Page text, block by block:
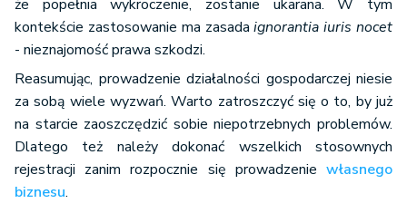
ewidencji,
4)świadczy usługi hotelarskie wbrew decyzji
nakazującej wstrzymanie ich świadczenia
5)nie zawiadamia organu prowadzącego rejestr
działalności regulowanej organizatorów turystyki
i pośredników turystycznych o zawieszeniu
wykonywania działalności organizatora turystyki
lub pośrednika turystycznego w terminie 7 dni od
że popełnia wykroczenie, zostanie ukarana. W tym
kontekście zastosowanie ma zasadaignorantia iuris nocet
- nieznajomość prawa szkodzi.
Reasumując, prowadzenie działalności gospodarczej niesie
za sobą wiele wyzwań. Warto zatroszczyć się o to, by już
na starcie zaoszczędzić sobie niepotrzebnych problemów.
Dlatego też należy dokonać wszelkich stosownych
rejestracji zanim rozpocznie się prowadzenie własnego
biznesu.